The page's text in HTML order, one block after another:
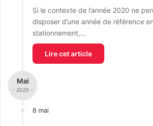
Si le contexte de l’année 2020 ne
disposer d’une année de référence
stationnement,…
Lire cet article
Mai
- 2020 -
8 mai